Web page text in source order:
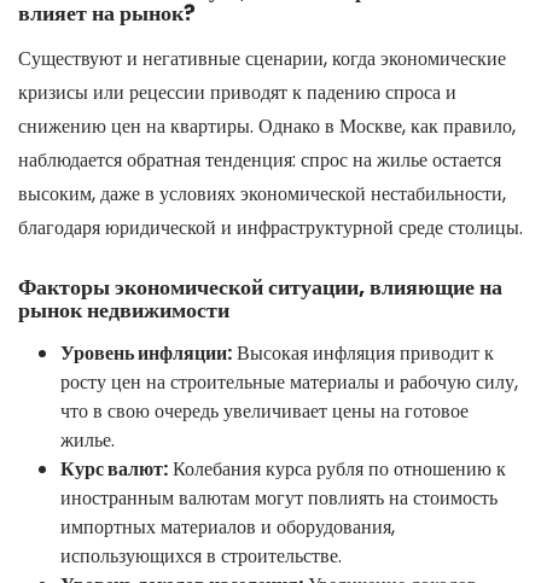
влияет на рынок?
Существуют и негативные сценарии, когда экономические
кризисы или рецессии приводят к падению спроса и
снижению цен на квартиры. Однако в Москве, как правило,
наблюдается обратная тенденция: спрос на жилье остается
высоким, даже в условиях экономической нестабильности,
благодаря юридической и инфраструктурной среде столицы.
Факторы экономической ситуации, влияющие на
рынок недвижимости
Уровень инфляции:Высокая инфляция приводит к
росту цен на строительные материалы и рабочую силу,
что в свою очередь увеличивает цены на готовое
жилье.
Курс валют:Колебания курса рубля по отношению к
иностранным валютам могут повлиять на стоимость
импортных материалов и оборудования,
использующихся в строительстве.